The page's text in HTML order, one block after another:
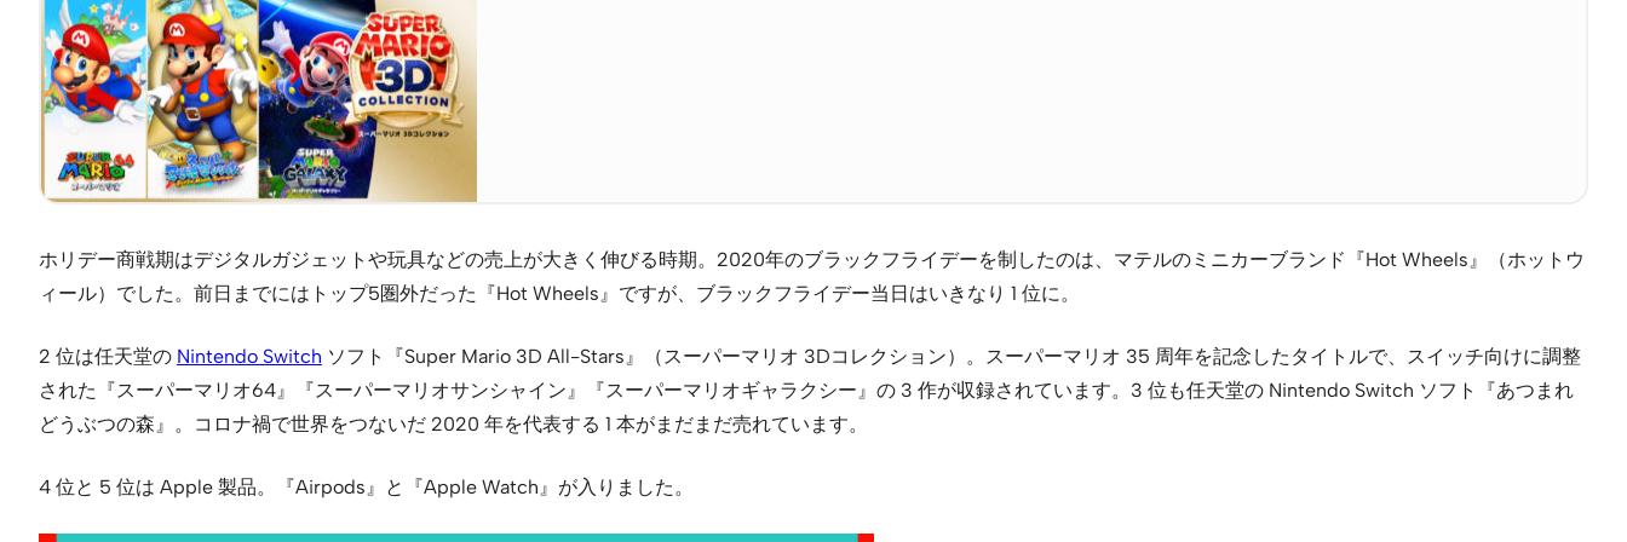
ホリデー商戦期はデジタルガジェットや玩具などの売上が大きく伸びる時期。2020年のブラックフライデーを制したのは、マテルのミニカーブランド『Hot Wheels』（ホットウ
ィール）でした。前日までにはトップ5圏外だった『Hot Wheels』ですが、ブラックフライデー当日はいきなり 1 位に。
2 位は任天堂の Nintendo Switch ソフト『Super Mario 3D All-Stars』（スーパーマリオ 3Dコレクション）。スーパーマリオ 35 周年を記念したタイトルで、スイッチ向けに調整
された『スーパーマリオ64』『スーパーマリオサンシャイン』『スーパーマリオギャラクシー』の 3 作が収録されています。3 位も任天堂の Nintendo Switch ソフト『あつまれ
どうぶつの森』。コロナ禍で世界をつないだ 2020 年を代表する 1 本がまだまだ売れています。
4 位と 5 位は Apple 製品。『Airpods』と『Apple Watch』が入りました。